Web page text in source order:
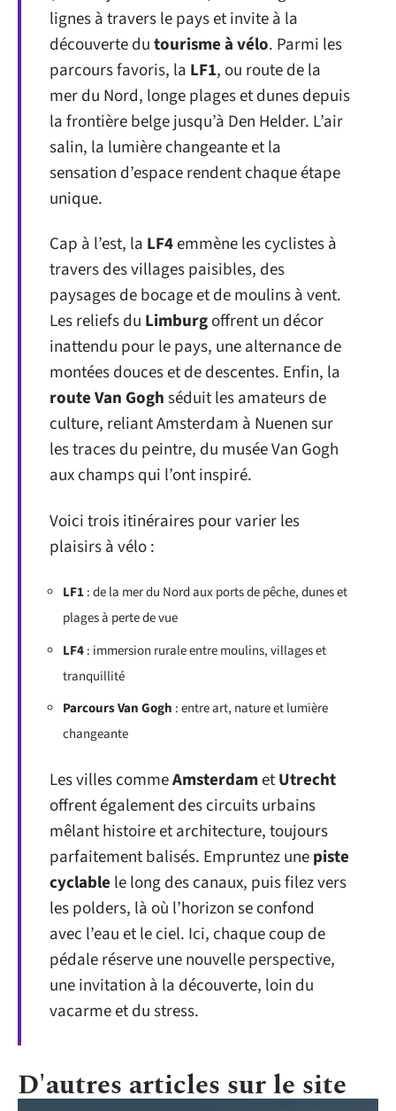
lignes à travers le pays et invite à la
découverte dutourisme à vélo. Parmi les
parcours favoris, la LF1, ou route de la
mer du Nord, longe plages et dunes depuis
la frontière belge jusqu’à Den Helder. L’air
salin, la lumière changeante et la
sensation d’espace rendent chaque étape
unique.
Cap à l’est, la LF4emmène les cyclistes à
travers des villages paisibles, des
paysages de bocage et de moulins à vent.
Les reliefs du Limburgoffrent un décor
inattendu pour le pays, une alternance de
montées douces et de descentes. Enfin, la
route Van Goghséduit les amateurs de
culture, reliant Amsterdam à Nuenen sur
les traces du peintre, du musée Van Gogh
aux champs qui l’ont inspiré.
Voici trois itinéraires pour varier les
plaisirs à vélo :
LF1: de la mer du Nord aux ports de pêche, dunes et
plages à perte de vue
LF4: immersion rurale entre moulins, villages et
tranquillité
Parcours Van Gogh : entre art, nature et lumière
changeante
Les villes commeAmsterdametUtrecht
offrent également des circuits urbains
mêlant histoire et architecture, toujours
parfaitement balisés. Empruntez unepiste
cyclable le long des canaux, puis filez vers
les polders, là où l’horizon se confond
avec l’eau et le ciel. Ici, chaque coup de
pédale réserve une nouvelle perspective,
une invitation à la découverte, loin du
vacarme et du stress.
D'autres articles sur le site